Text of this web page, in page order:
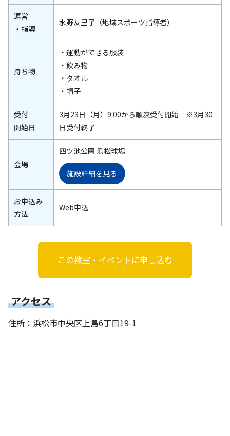
運営
・指導
水野友里子（地域スポーツ指導者）
持ち物
・運動ができる服装
・飲み物
・タオル
・帽子
受付
開始日
3月23日（月）9:00から順次受付開始 ※3月30
日受付終了
会場
四ツ池公園 浜松球場
施設詳細を見る
お申込み
方法
Web申込
この教室・イベントに申し込む
アクセス
住所：浜松市中央区上島6丁目19-1